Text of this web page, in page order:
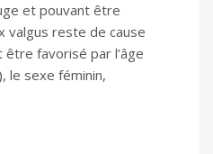
et pouvant être
valgus reste de cause
être favorisé par l’âge
le sexe féminin,